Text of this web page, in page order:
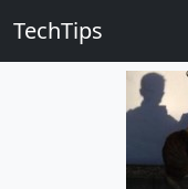
TechTips